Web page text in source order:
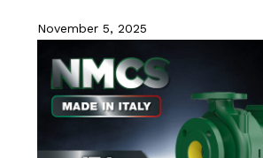
November 5, 2025